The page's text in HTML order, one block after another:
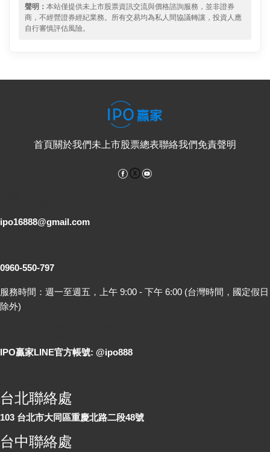
聲明： 本站僅提供未上市股票資訊交流與價格諮詢服務，並非證券
商，不經營證券經紀業務。所有交易均為私人間協議轉讓，投資人應
自行審慎評估風險。
首頁關於我們未上市股票總表聯絡我們免責聲明
Facebook
ipo16888@gmail.com
0960-550-797
服務時間：週一至週五，上午 9:00 - 下午 6:00 (台灣時間，國定假日
除外)
IPO贏家LINE官方帳號: @ipo888
台北聯絡處
103 台北市大同區重慶北路二段48號
台中聯絡處